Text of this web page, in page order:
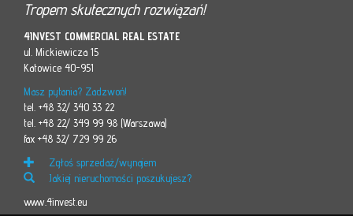
Tropem skutecznych rozwiązań!
4INVEST COMMERCIAL REAL ESTATE
ul. Mickiewicza 15
Katowice 40-951
Masz pytania? Zadzwoń!
tel. +48 32/ 340 33 22
tel. +48 22/ 349 99 98 (Warszawa)
fax +48 32/ 729 99 26
Zgłoś sprzedaż/wynajem
Jakiej nieruchomości poszukujesz?
www.4invest.eu